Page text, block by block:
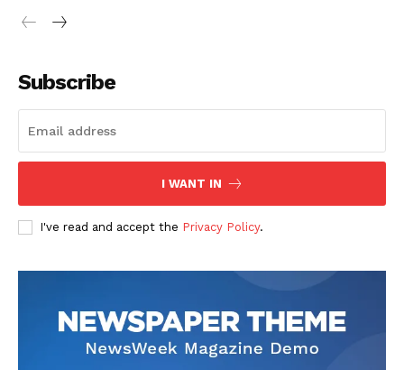
Subscribe
I WANT IN
I've read and accept the Privacy Policy.